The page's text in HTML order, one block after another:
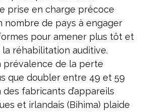
prise en charge précoce
nombre de pays à engager
pour amener plus tôt et
réhabilitation auditive.
prévalence de la perte
que doubler entre 49 et 59
des fabricants d’appareils
et irlandais (Bihima) plaide